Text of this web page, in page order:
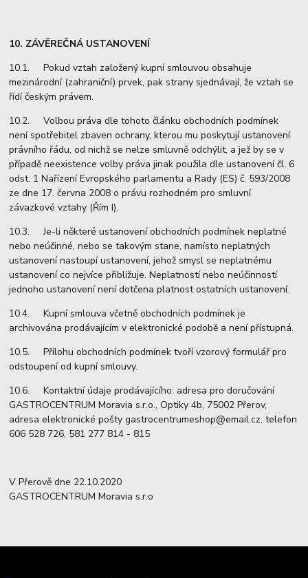
10. ZÁVĚREČNÁ USTANOVENÍ
10.1. Pokud vztah založený kupní smlouvou obsahuje
mezinárodní (zahraniční) prvek, pak strany sjednávají, že vztah se
řídí českým právem.
10.2. Volbou práva dle tohoto článku obchodních podmínek
není spotřebitel zbaven ochrany, kterou mu poskytují ustanovení
právního řádu, od nichž se nelze smluvně odchýlit, a jež by se v
případě neexistence volby práva jinak použila dle ustanovení čl. 6
odst. 1 Nařízení Evropského parlamentu a Rady (ES) č. 593/2008
ze dne 17. června 2008 o právu rozhodném pro smluvní
závazkové vztahy (Řím I).
10.3. Je-li některé ustanovení obchodních podmínek neplatné
nebo neúčinné, nebo se takovým stane, namísto neplatných
ustanovení nastoupí ustanovení, jehož smysl se neplatnému
ustanovení co nejvíce přibližuje. Neplatností nebo neúčinností
jednoho ustanovení není dotčena platnost ostatních ustanovení.
10.4. Kupní smlouva včetně obchodních podmínek je
archivována prodávajícím v elektronické podobě a není přístupná.
10.5. Přílohu obchodních podmínek tvoří vzorový formulář pro
odstoupení od kupní smlouvy.
10.6. Kontaktní údaje prodávajícího: adresa pro doručování
GASTROCENTRUM Moravia s.r.o., Optiky 4b, 75002 Přerov,
adresa elektronické pošty gastrocentrumeshop@email.cz, telefon
606 528 726, 581 277 814 - 815
V Přerově dne 22.10.2020
GASTROCENTRUM Moravia s.r.o